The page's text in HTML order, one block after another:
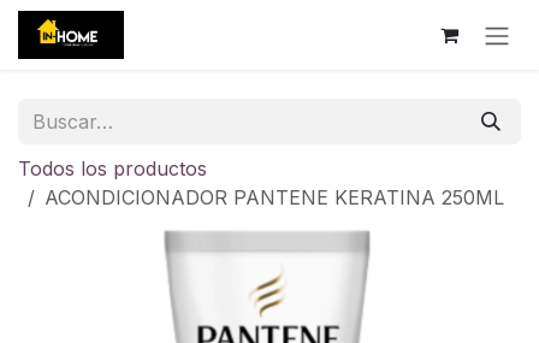
Ir al contenido
Todos los productos
ACONDICIONADOR PANTENE KERATINA 250ML